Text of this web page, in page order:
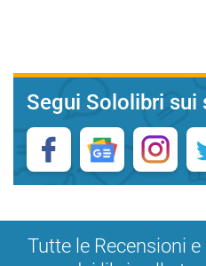
Segui Sololibri sui
Tutte le Recensioni